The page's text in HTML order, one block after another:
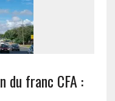
du franc CFA :